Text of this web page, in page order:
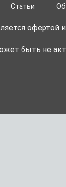
Статьи
быть не